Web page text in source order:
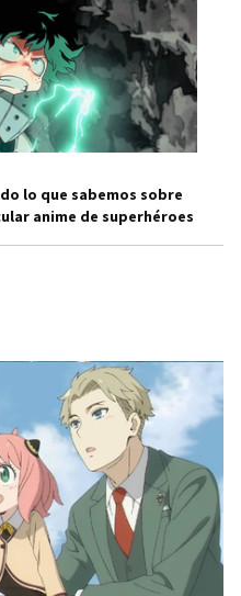
lo que sabemos sobre
anime de superhéroes